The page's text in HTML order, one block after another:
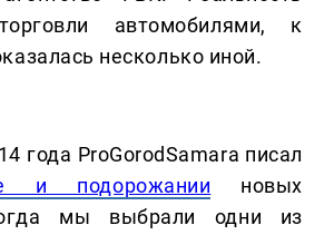
автомобилями, к
несколько иной.
года ProGorodSamara писал
и подорожании новых
мы выбрали одни из